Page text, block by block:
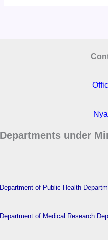
Departments under
Department of Public Health
Department of Medical Research